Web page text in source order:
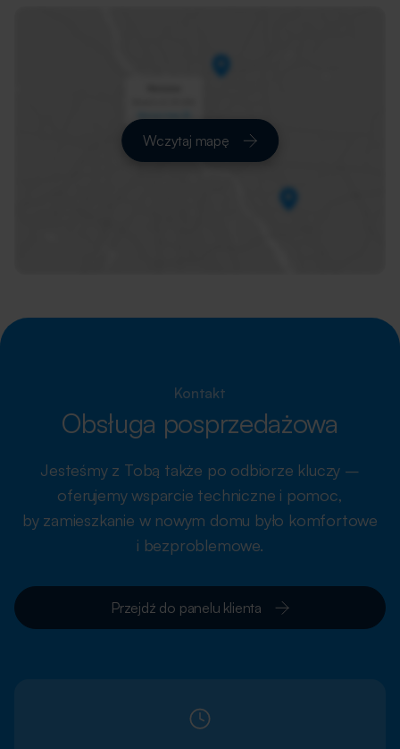
Wczytaj mapę
Kontakt
Obsługa posprzedażowa
Jesteśmy z Tobą także po odbiorze kluczy –
oferujemy wsparcie techniczne i pomoc,
by zamieszkanie w nowym domu było komfortowe
i bezproblemowe.
Przejdź do panelu klienta